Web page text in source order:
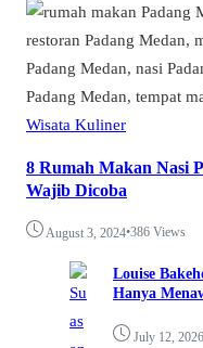
Wisata Kuliner
8 Rumah Makan Nasi
Wajib Dicoba
August 3, 2024•386 Views
Louise
Hanya
July 12, 2026